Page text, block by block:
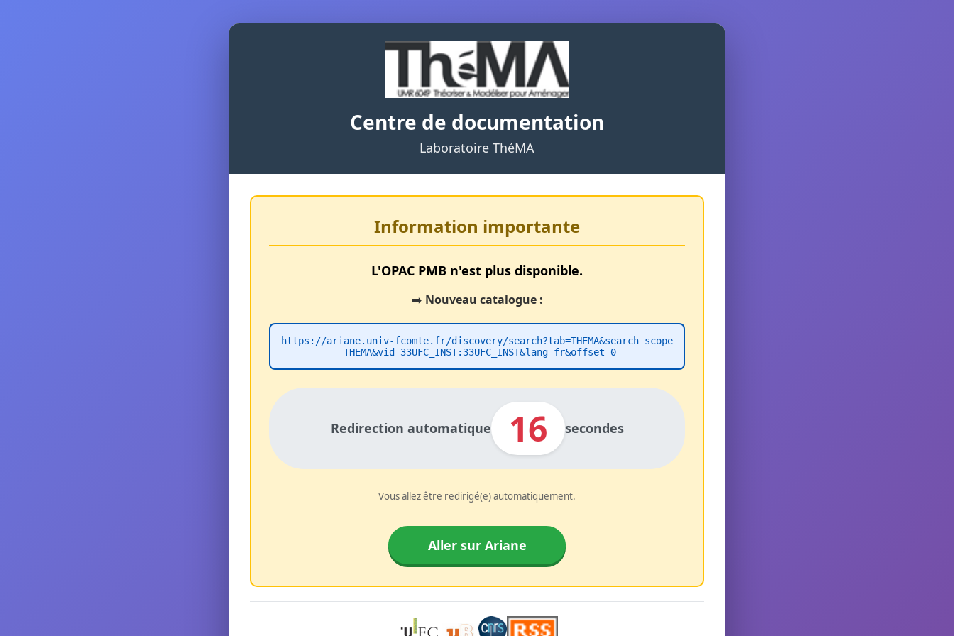
Centre de documentation
Laboratoire ThéMA
Information importante
L'OPAC PMB n'est plus disponible.
➡️ Nouveau catalogue :
https://ariane.univ-fcomte.fr/discovery/search?tab=THEMA&search_scope
=THEMA&vid=33UFC_INST:33UFC_INST&lang=fr&offset=0
Redirection automatique 16 secondes
Vous allez être redirigé(e) automatiquement.
Aller sur Ariane